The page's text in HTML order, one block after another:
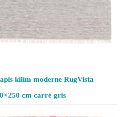
kilim moderne RugVista
cm carré gris